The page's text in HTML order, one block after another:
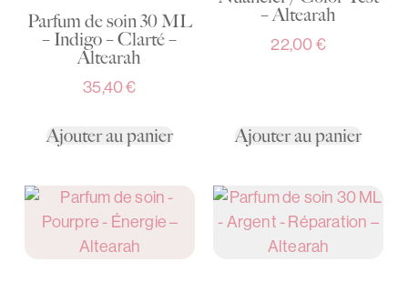
Parfum de soin 30 ML
– Indigo – Clarté –
Altearah
35,40€
Ajouter au panier
– Altearah
22,00 €
Ajouter au panier